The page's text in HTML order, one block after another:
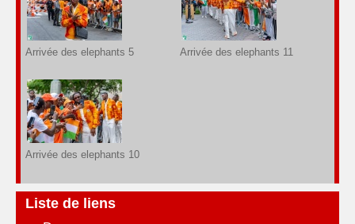
Arrivée des elephants 5 Arrivée des elephants 11
Arrivée des elephants 10
Liste de liens